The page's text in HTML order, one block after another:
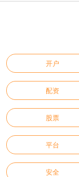
开户
配资
股票
平台
安全